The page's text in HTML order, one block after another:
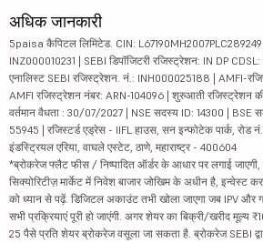
अधिक जानकारी
5paisa कैपिटल लिमिटेड. CIN:
INZ000010231 | SEBI डिपॉजिटरी रजिस्ट्रेशन: IN DP CDSL:
एनालिस्ट SEBI रजिस्ट्रेशन. नं.: INH000025188 | AMFI-
AMFI रजिस्ट्रेशन नंबर: ARN-104096 | शुरुआती रजिस्ट्रेशन
वर्तमान वैधता : 30/07/2027 | NSE सदस्य ID: 14300 | BSE
55945 | रजिस्टर्ड एड्रेस - IIFL हाउस, सन इन्फोटेक पार्क, रोड
इंडस्ट्रियल एरिया, वाघले एस्टेट, ठाणे, महाराष्ट्र - 400604
*ब्रोकरेज फ्लैट फीस / निष्पादित ऑर्डर के आधार पर लगाई
सिक्योरिटीज़ मार्केट में निवेश बाजार जोखिम के अधीन है, इन्वेस्ट
को ध्यान से पढ़ें. डिजिटल अकाउंट तभी खोला जाएगा जब IPV
सभी प्रक्रियाएं पूरी हो जाएंगी. अगर शेयर का बिक्री/खरीद
25 पैसे प्रति शेयर ब्रोकरेज वसूला जा सकता है. ब्रोकरेज SEBI